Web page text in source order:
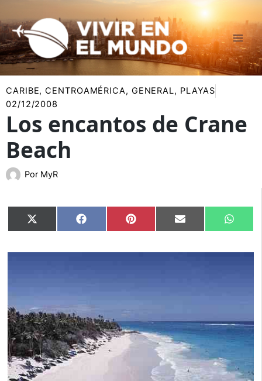
al
contenido
CARIBE,CENTROAMÉRICA, GENERAL, PLAYAS
02/12/2008
Los encantos de Crane
Beach
Por MyR
Compartir
en
X
(Twitter)
Compartir
en
Facebook Compartir
en
Pinterest Compartir
en
Email
en